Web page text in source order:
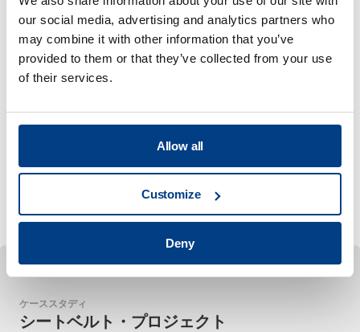
our social media, advertising and analytics partners who
may combine it with other information that you’ve
provided to them or that they’ve collected from your use
of their services.
Allow all
Customize
Deny
専門家のサポートとコラ
ボレーション
エンジニアは、管理された再現可能な条件下で、新しい
セル設計や材料を迅速に試作・試験することができま
す。電池のスペシャリストによる専門的なサポートと組
み合わせることで、これらの能力は、グローバルな安全
性と性能基準への準拠を保証するのに役立ちます。
ケーススタディ
シートベルト・プロジェクト